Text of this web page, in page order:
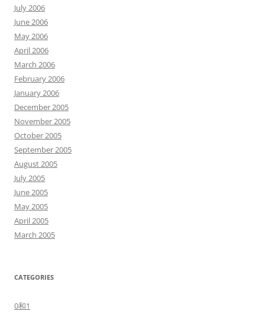
July 2006
June 2006
May 2006
April 2006
March 2006
February 2006
January 2006
December 2005
November 2005
October 2005
September 2005
August 2005
July 2005
June 2005
May 2005
April 2005
March 2005
CATEGORIES
0和1